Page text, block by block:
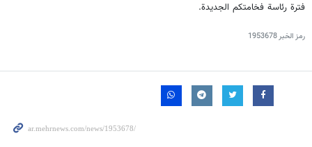
فترة رئاسة فخامتكم الجديدة.
رمز الخبر1953678